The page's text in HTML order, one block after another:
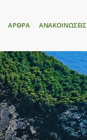
ΑΡΘΡΑ ΑΝΑΚΟΙΝΩΣΕΙΣ